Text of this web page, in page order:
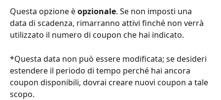
Questa opzione è opzionale. Se non imposti una
data di scadenza, rimarranno attivi finché non verrà
utilizzato il numero di coupon che hai indicato.
*Questa data non può essere modificata; se desideri
estendere il periodo di tempo perché hai ancora
coupon disponibili, dovrai creare nuovi coupon a tale
scopo.